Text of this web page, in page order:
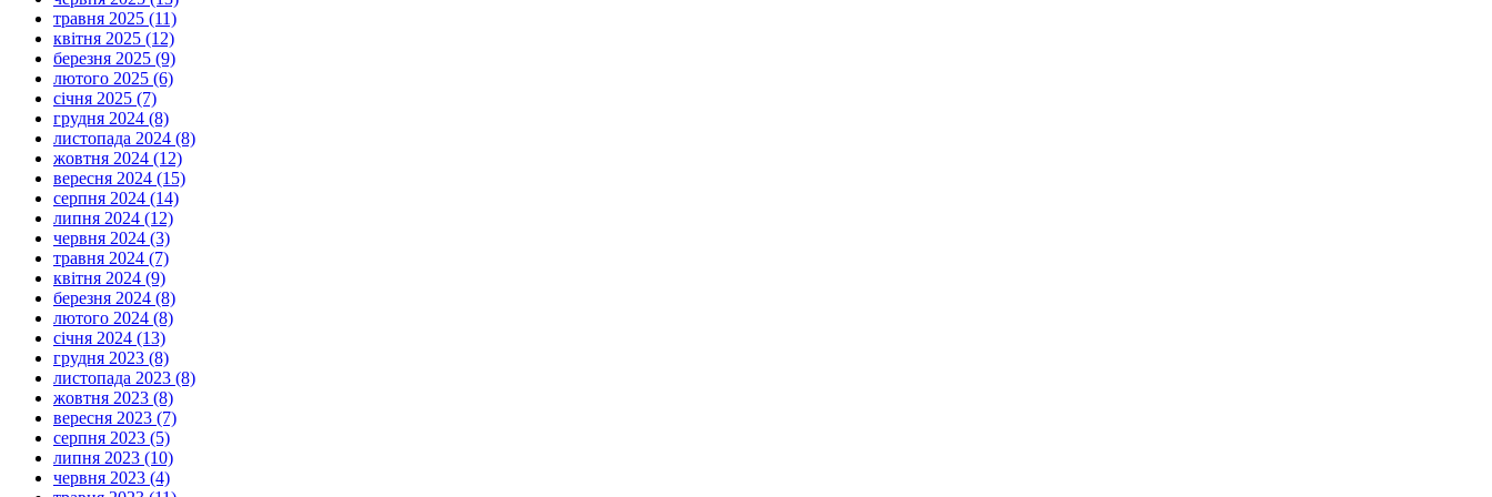
травня 2025 (11)
квітня 2025 (12)
березня 2025 (9)
лютого 2025 (6)
січня 2025 (7)
грудня 2024 (8)
листопада 2024 (8)
жовтня 2024 (12)
вересня 2024 (15)
серпня 2024 (14)
липня 2024 (12)
червня 2024 (3)
травня 2024 (7)
квітня 2024 (9)
березня 2024 (8)
лютого 2024 (8)
січня 2024 (13)
грудня 2023 (8)
листопада 2023 (8)
жовтня 2023 (8)
вересня 2023 (7)
серпня 2023 (5)
липня 2023 (10)
червня 2023 (4)